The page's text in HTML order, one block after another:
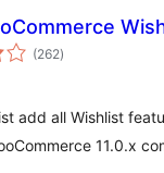
(262Bewertungen
insgesamt
)
add all Wishlist
11.0.x